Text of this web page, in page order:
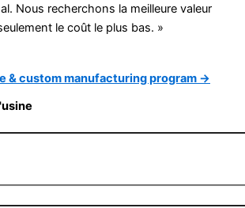
Nous recherchons la meilleure valeur
le coût le plus bas. »
& custom manufacturing program →